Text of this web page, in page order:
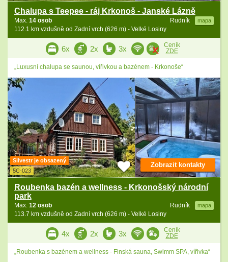
Chalupa s Teepee - ráj Krkonoš - Janské Lázně
Rudník mapa
Max. 14 osob
112.1 km vzdušně od Zadní vrch (626 m) - Velké Losiny
6x 2x 3x
Ceník
ZDE
„Luxusní chalupa se saunou, vířivkou a bazénem - Krkonoše“
Silvestr je obsazený
5C-023
Roubenka bazén a wellness - Krkonošský národní
park
Rudník mapa
Max. 12 osob
113.7 km vzdušně od Zadní vrch (626 m) - Velké Losiny
Zobrazit kontakty
4x 2x 3x
Ceník
ZDE
„Roubenka s bazénem a wellness - Finská sauna, Swimm SPA, vířivka“